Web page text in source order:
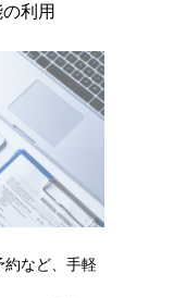
利用
約など、手軽